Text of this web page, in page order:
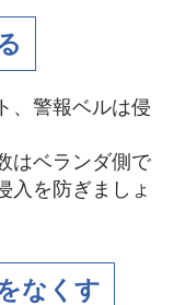
、警報ベルは侵
はベランダ側で
入を防ぎましょ
なくす